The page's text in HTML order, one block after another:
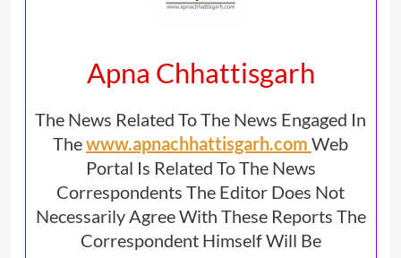
Apna Chhattisgarh
The News Related To The News Engaged In
Thewww.apnachhattisgarh.com Web
Portal Is Related To The News
Correspondents The Editor Does Not
Necessarily Agree With These Reports The
Correspondent Himself Will Be